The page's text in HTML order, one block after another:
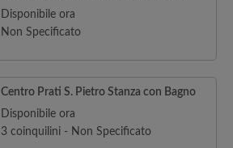
Disponibile ora
Non Specificato
Centro Prati S. Pietro Stanza con Bagno
Disponibile ora
3 coinquilini - Non Specificato